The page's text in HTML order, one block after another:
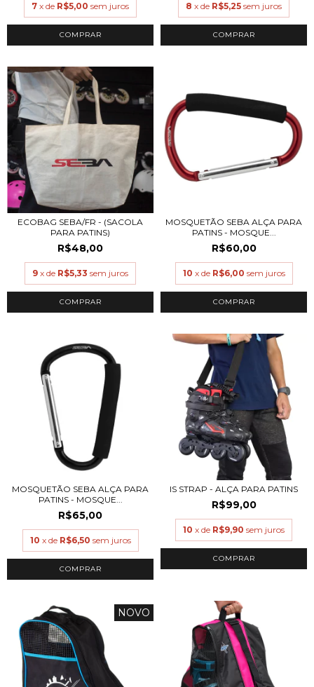
7 x de R$5,00 sem juros
COMPRAR
8 x de R$5,25 sem juros
ECOBAG SEBA/FR - (SACOLA
PARA PATINS)
R$48,00
9 x de R$5,33 sem juros
MOSQUETÃO SEBA ALÇA PARA
PATINS - MOSQUE...
R$60,00
10 x de R$6,00 sem juros
MOSQUETÃO SEBA ALÇA PARA
PATINS - MOSQUE...
R$65,00
10 x de R$6,50 sem juros
IS STRAP - ALÇA PARA PATINS
R$99,00
10 x de R$9,90 sem juros
NOVO